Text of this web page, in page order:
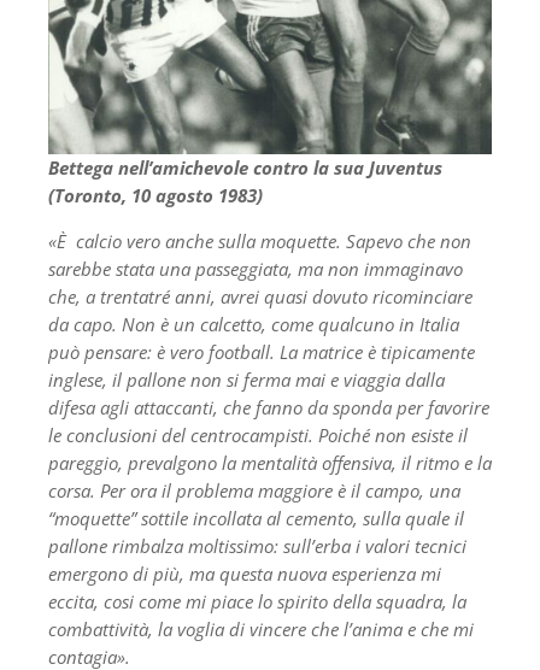
Bettega nell’amichevole contro la sua Juventus
(Toronto, 10 agosto 1983)
«È calcio vero anche sulla moquette. Sapevo che non
sarebbe stata una passeggiata, ma non immaginavo
che, a trentatré anni, avrei quasi dovuto ricominciare
da capo. Non è un calcetto, come qualcuno in Italia
può pensare: è vero football. La matrice è tipicamente
inglese, il pallone non si ferma mai e viaggia dalla
difesa agli attaccanti, che fanno da sponda per favorire
le conclusioni del centrocampisti. Poiché non esiste il
pareggio, prevalgono la mentalità offensiva, il ritmo e la
corsa. Per ora il problema maggiore è il campo, una
“moquette” sottile incollata al cemento, sulla quale il
pallone rimbalza moltissimo: sull’erba i valori tecnici
emergono di più, ma questa nuova esperienza mi
eccita, cosi come mi piace lo spirito della squadra, la
combattività, la voglia di vincere che l’anima e che mi
contagia».